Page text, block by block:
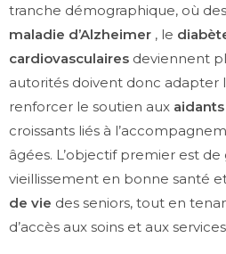
tranche démographique, où
maladie d’Alzheimer , le
cardiovasculaires deviennent
autorités doivent donc adapter
renforcer le soutien aux aidants
croissants liés à
âgées. L’objectif premier est de
vieillissement en bonne santé
de vie des seniors, tout en
d’accès aux soins et aux